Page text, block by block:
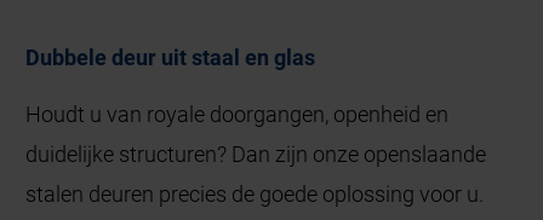
Dubbele deur uit staal en glas
Houdt u van royale doorgangen, openheid en
duidelijke structuren? Dan zijn onze openslaande
stalen deuren precies de goede oplossing voor u.